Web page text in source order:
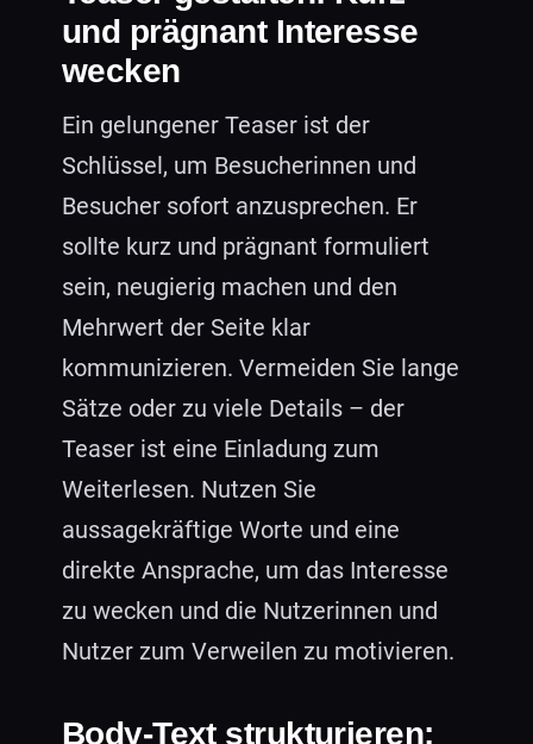
und prägnant Interesse
wecken
Ein gelungener Teaser ist der
Schlüssel, um Besucherinnen und
Besucher sofort anzusprechen. Er
sollte kurz und prägnant formuliert
sein, neugierig machen und den
Mehrwert der Seite klar
kommunizieren. Vermeiden Sie lange
Sätze oder zu viele Details – der
Teaser ist eine Einladung zum
Weiterlesen. Nutzen Sie
aussagekräftige Worte und eine
direkte Ansprache, um das Interesse
zu wecken und die Nutzerinnen und
Nutzer zum Verweilen zu motivieren.
Body-Text strukturieren: